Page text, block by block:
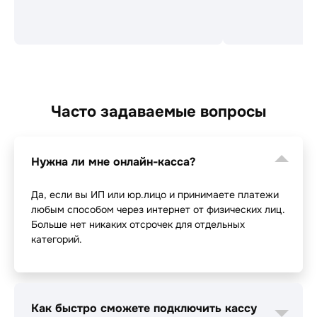
Часто задаваемые вопросы
Нужна ли мне онлайн-касса?
Да, если вы ИП или юр.лицо и принимаете платежи
любым способом через интернет от физических лиц.
Больше нет никаких отсрочек для отдельных
категорий.
Как быстро сможете подключить кассу